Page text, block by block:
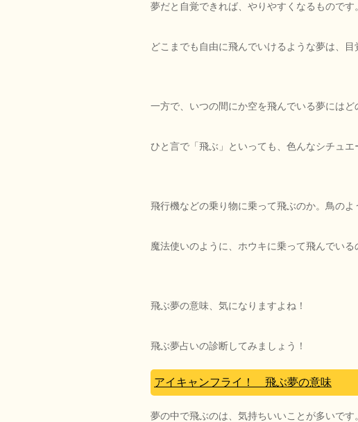
夢だと自覚できれば、やりやすくなるものです。
どこまでも自由に飛んでいけるような夢は、
一方で、いつの間にか空を飛んでいる夢には
ひと言で「飛ぶ」といっても、色んなシチュエ
飛行機などの乗り物に乗って飛ぶのか。鳥のよ
魔法使いのように、ホウキに乗って飛んでいる
飛ぶ夢の意味、気になりますよね！
飛ぶ夢占いの診断してみましょう！
アイキャンフライ！ 飛ぶ夢の意味
夢の中で飛ぶのは、気持ちいいことが多いです。